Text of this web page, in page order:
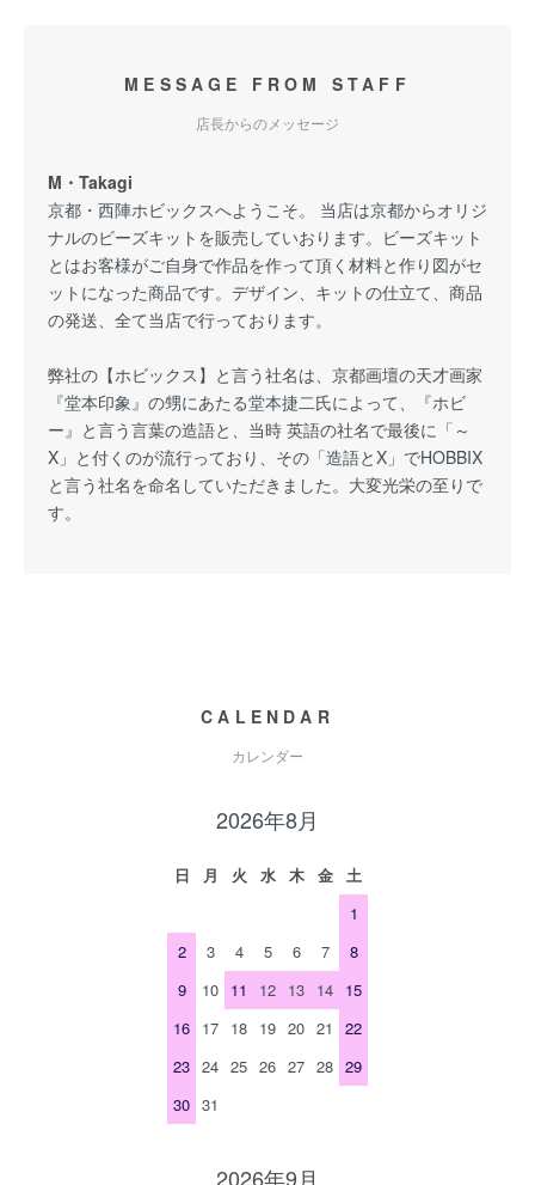
MESSAGE FROM STAFF
店長からのメッセージ
M・Takagi
京都・西陣ホビックスへようこそ。 当店は京都からオリジ
ナルのビーズキットを販売していおります。ビーズキット
とはお客様がご自身で作品を作って頂く材料と作り図がセ
ットになった商品です。デザイン、キットの仕立て、商品
の発送、全て当店で行っております。
弊社の【ホビックス】と言う社名は、京都画壇の天才画家
『堂本印象』の甥にあたる堂本捷二氏によって、『ホビ
ー』と言う言葉の造語と、当時 英語の社名で最後に「～
X」と付くのが流行っており、その「造語とX」でHOBBIX
と言う社名を命名していただきました。大変光栄の至りで
す。
CALENDAR
カレンダー
2026年8月
日 月 火 水 木 金
土
1
2
3 4 5 6 7
8
9
10 11 12 13 14 15
16 17 18 19 20 21
22
23 24 25 26 27 28 29
30 31
2026年9月